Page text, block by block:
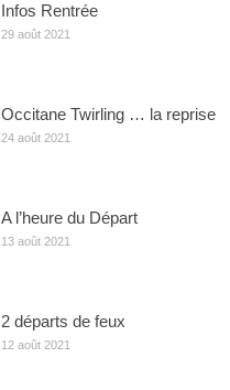
Infos Rentrée
29 août 2021
Occitane Twirling … la reprise
24 août 2021
A l’heure du Départ
13 août 2021
2 départs de feux
12 août 2021